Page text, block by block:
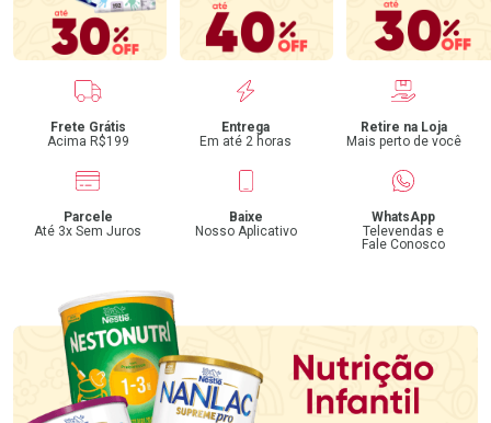
Benefícios
Frete Grátis
Acima R$199
Entrega
Em até 2 horas
Retire na Loja
Mais perto de você
Parcele
Até 3x Sem Juros
Baixe
Nosso Aplicativo
WhatsApp
Televendas e
Fale Conosco